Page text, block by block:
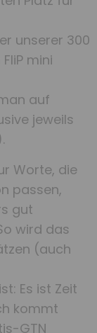
unserer 300
mini
auf
jeweils
Worte, die
passen,
gut
wird das
(auch
Es ist Zeit
kommt
GTN